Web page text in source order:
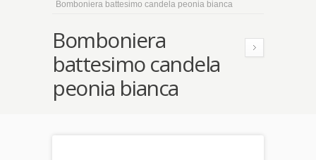
Bomboniera battesimo candela peonia bianca
Bomboniera
battesimo candela
peonia bianca